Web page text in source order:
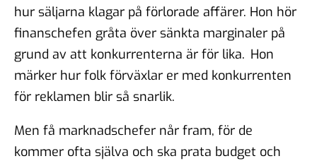
hur säljarna klagar på förlorade affärer. Hon hör
finanschefen gråta över sänkta marginaler på
grund av att konkurrenterna är för lika. Hon
märker hur folk förväxlar er med konkurrenten
för reklamen blir så snarlik.
Men få marknadschefer når fram, för de
kommer ofta själva och ska prata budget och